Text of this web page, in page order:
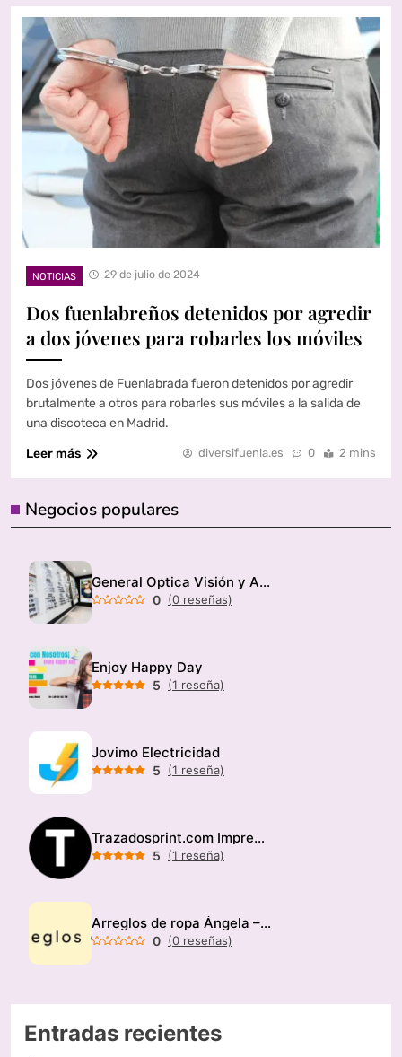
NOTICIAS 29 de julio de 2024
Dos fuenlabreños detenidos por agredir
a dos jóvenes para robarles los móviles
Dos jóvenes de Fuenlabrada fueron detenidos por agredir
brutalmente a otros para robarles sus móviles a la salida de
una discoteca en Madrid.
Leer más
diversifuenla.es 0 2 mins
Negocios populares
General Optica Visión y Audición
0 (0 reseñas)
Enjoy Happy Day
5 (1 reseña)
Jovimo Electricidad
5 (1 reseña)
Trazadosprint.com Imprenta
5 (1 reseña)
Arreglos de ropa Ángela – Modista
0 (0 reseñas)
Entradas recientes